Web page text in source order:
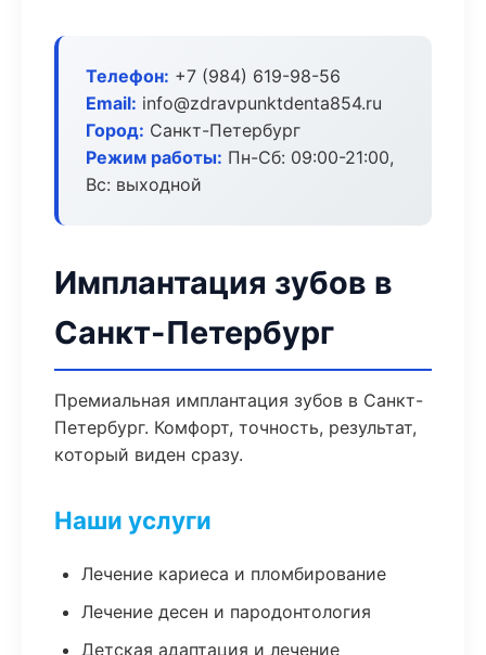
Телефон: +7 (984) 619-98-56
Email: info@zdravpunktdenta854.ru
Город: Санкт-Петербург
Режим работы: Пн-Сб: 09:00-21:00,
Вс: выходной
Имплантация зубов в
Санкт-Петербург
Премиальная имплантация зубов в Санкт-
Петербург. Комфорт, точность, результат,
который виден сразу.
Наши услуги
Лечение кариеса и пломбирование
Лечение десен и пародонтология
Детская адаптация и лечение